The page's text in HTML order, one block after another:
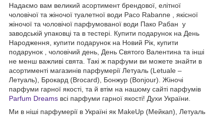
Надаємо вам великий асортимент брендової, елітної
чоловічої та жіночої туалетної води Paco Rabanne , якісної
жіночої та чоловічої парфумованої води Пако Рабан у
заводській упаковці та в тестері. Купити подарунок на День
Народження, купити подарунок на Новий Рік, купити
подарунок , чоловічий день, День Святого Валентина та інші
не менш важливі свята. Такі ж парфуми ви можете знайти в
асортименті магазинів парфумерії Летуаль (Letuale –
Летуаль), Брокард (Brocard), Бонжур (Bonjour). Жіночі
парфуми гарної якості, та й втім на нашому сайті парфумів
Parfum Dreams всі парфуми гарної якості! Духи України.
Ми в ніші парфумерії в Україні як MakeUp (Мейкап), Летуаль